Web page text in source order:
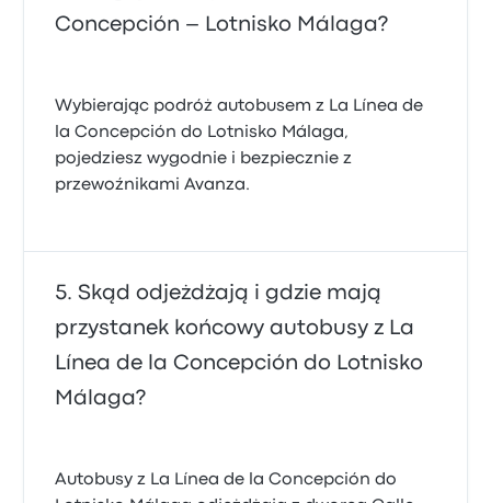
Concepción – Lotnisko Málaga?
Wybierając podróż autobusem z La Línea de
la Concepción do Lotnisko Málaga,
pojedziesz wygodnie i bezpiecznie z
przewoźnikami Avanza.
Skąd odjeżdżają i gdzie mają
przystanek końcowy autobusy z La
Línea de la Concepción do Lotnisko
Málaga?
Autobusy z La Línea de la Concepción do